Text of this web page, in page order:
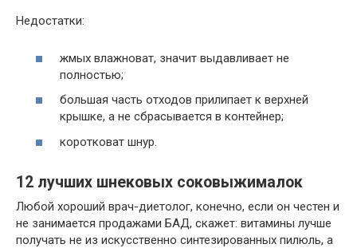
Недостатки:
жмых влажноват, значит выдавливает не
полностью;
большая часть отходов прилипает к верхней
крышке, а не сбрасывается в контейнер;
коротковат шнур.
12 лучших шнековых соковыжималок
Любой хороший врач-диетолог, конечно, если он честен и
не занимается продажами БАД, скажет: витамины лучше
получать не из искусственно синтезированных пилюль, а